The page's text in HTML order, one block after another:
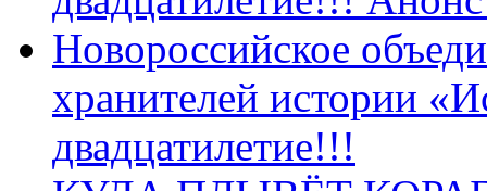
Новороссийское
хранителей истории
двадцатилетие!!!